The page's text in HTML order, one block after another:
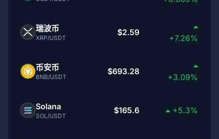
瑞波币
XRP/USDT
$2.59
+7.26%
币安币
BNB/USDT
$693.28
+3.09%
Solana
SOL/USDT
$165.6 +5.3%